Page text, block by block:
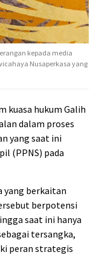
kepada media
Nusaperkasa yang
kuasa hukum Galih
dalam proses
yang saat ini
(PPNS) pada
yang berkaitan
berpotensi
saat ini hanya
tersangka,
peran strategis